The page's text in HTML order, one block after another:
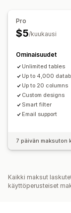
Pro
$5/kuukausi
Ominaisuudet
Unlimited tables
Up to 4,000
Up to 20 columns
Custom designs
Smart filter
Email support
7 päivän maksuton
Kaikki maksut
käyttöperusteiset